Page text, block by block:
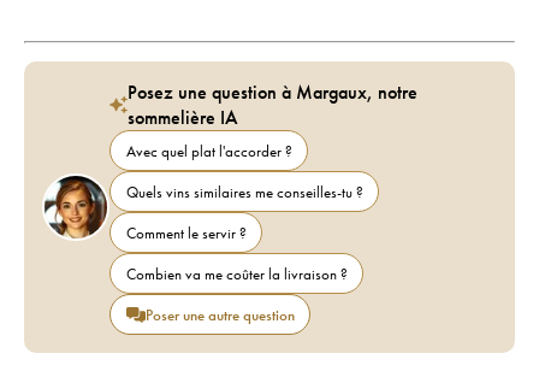
Posez une question à Margaux, notre
sommelière IA
Avec quel plat l'accorder ?
Quels vins similaires me conseilles-tu ?
Comment le servir ?
Combien va me coûter la livraison ?
Poser une autre question